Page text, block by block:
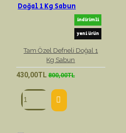
indirimli
yeni ürün
Tam Özel Defneli Doğal 1
Kg Sabun
430,00TL 800,00TL